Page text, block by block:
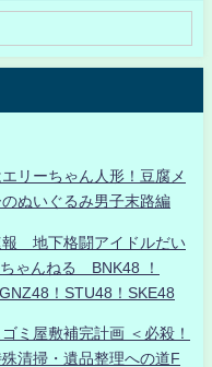
リーちゃん人形！豆腐メ
ぬいぐるみ男子末路編
地下格闘アイドルだい
ゃんねる BNK48 ！
！STU48！SKE48
ミ屋敷補完計画 ＜必殺！
清掃・遺品整理への道F